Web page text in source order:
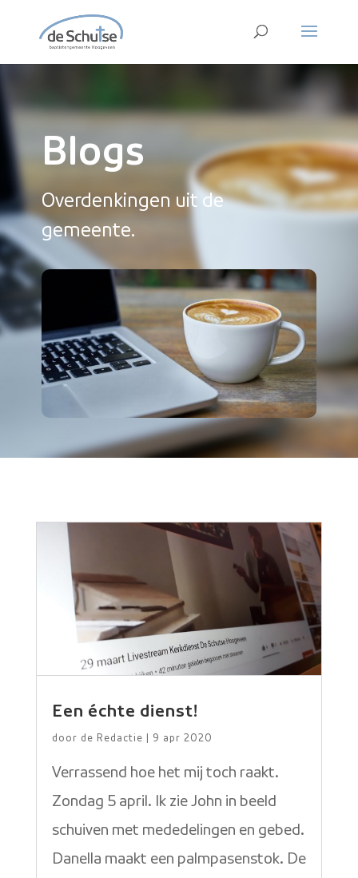
Blogs
Overdenkingen uit de
gemeente.
Een échte dienst!
door de Redactie 9 apr 2020
Verrassend hoe het mij toch raakt.
Zondag 5 april. Ik zie John in beeld
schuiven met mededelingen en gebed.
Danella maakt een palmpasenstok. De